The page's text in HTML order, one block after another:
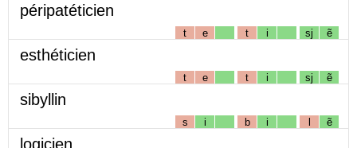
péripatéticien
t e t i sj ẽ
esthéticien
t e t i sj ẽ
sibyllin
s i b i l ẽ
logicien